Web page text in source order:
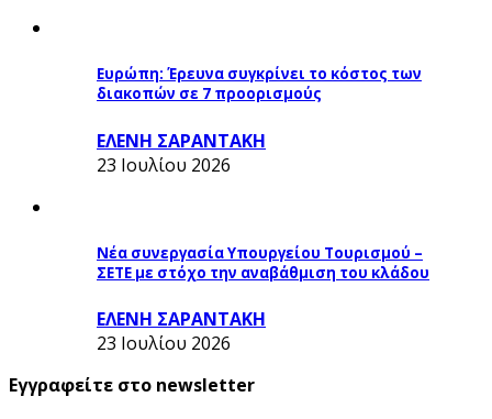
Ευρώπη: Έρευνα συγκρίνει το κόστος των
διακοπών σε 7 προορισμούς
ΕΛΕΝΗ ΣΑΡΑΝΤΑΚΗ
23 Ιουλίου 2026
Νέα συνεργασία Υπουργείου Τουρισμού –
ΣΕΤΕ με στόχο την αναβάθμιση του κλάδου
ΕΛΕΝΗ ΣΑΡΑΝΤΑΚΗ
23 Ιουλίου 2026
Εγγραφείτε στο newsletter